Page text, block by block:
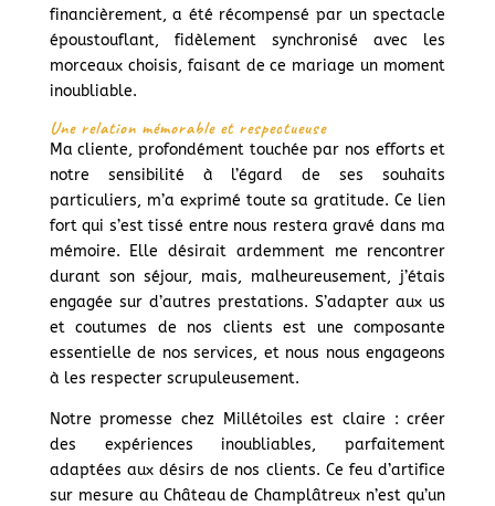
financièrement, a été récompensé par un spectacle
époustouflant, fidèlement synchronisé avec les
morceaux choisis, faisant de ce mariage un moment
inoubliable.
Une relation mémorable et respectueuse
Ma cliente, profondément touchée par nos efforts et
notre sensibilité à l’égard de ses souhaits
particuliers, m’a exprimé toute sa gratitude. Ce lien
fort qui s’est tissé entre nous restera gravé dans ma
mémoire. Elle désirait ardemment me rencontrer
durant son séjour, mais, malheureusement, j’étais
engagée sur d’autres prestations. S’adapter aux us
et coutumes de nos clients est une composante
essentielle de nos services, et nous nous engageons
à les respecter scrupuleusement.
Notre promesse chez Millétoiles est claire : créer
des expériences inoubliables, parfaitement
adaptées aux désirs de nos clients. Ce feu d’artifice
sur mesure au Château de Champlâtreux n’est qu’un